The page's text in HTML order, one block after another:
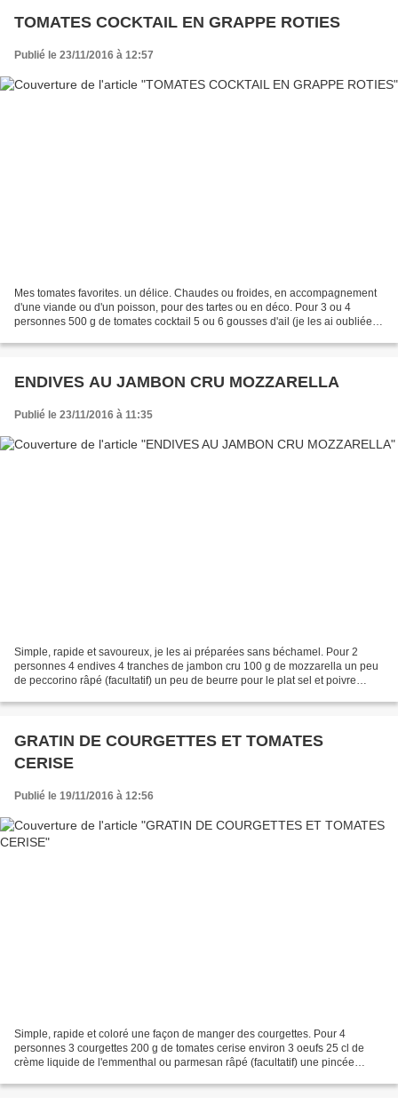
TOMATES COCKTAIL EN GRAPPE ROTIES
Publié le 23/11/2016 à 12:57
Mes tomates favorites. un délice. Chaudes ou froides, en accompagnement
d'une viande ou d'un poisson, pour des tartes ou en déco. Pour 3 ou 4
personnes 500 g de tomates cocktail 5 ou 6 gousses d'ail (je les ai oubliées
ENDIVES AU JAMBON CRU MOZZARELLA
Publié le 23/11/2016 à 11:35
Simple, rapide et savoureux, je les ai préparées sans béchamel. Pour 2
personnes 4 endives 4 tranches de jambon cru 100 g de mozzarella un peu
de peccorino râpé (facultatif) un peu de beurre pour le plat sel et poivre
GRATIN DE COURGETTES ET TOMATES
CERISE
Publié le 19/11/2016 à 12:56
Simple, rapide et coloré une façon de manger des courgettes. Pour 4
personnes 3 courgettes 200 g de tomates cerise environ 3 oeufs 25 cl de
crème liquide de l'emmenthal ou parmesan râpé (facultatif) une pincée